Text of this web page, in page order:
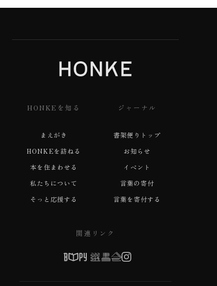
の
ャ
き
る
だ
HONKEを知る
まえがき
HONKEを訪ねる
本を住まわせる
私たちについて
そっと応援する
ジャーナル
書架便りトップ
お知らせ
イベント
言葉の寄付
言葉を寄付する
関連リンク